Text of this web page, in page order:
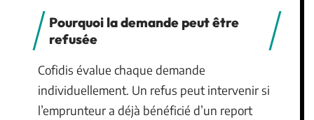
Pourquoi la demande peut être
refusée
Cofidis évalue chaque demande
individuellement. Un refus peut intervenir si
l’emprunteur a déjà bénéficié d’un report